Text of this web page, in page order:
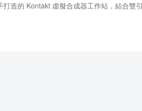
造的 Kontakt 虛擬合成器工作站，結合雙